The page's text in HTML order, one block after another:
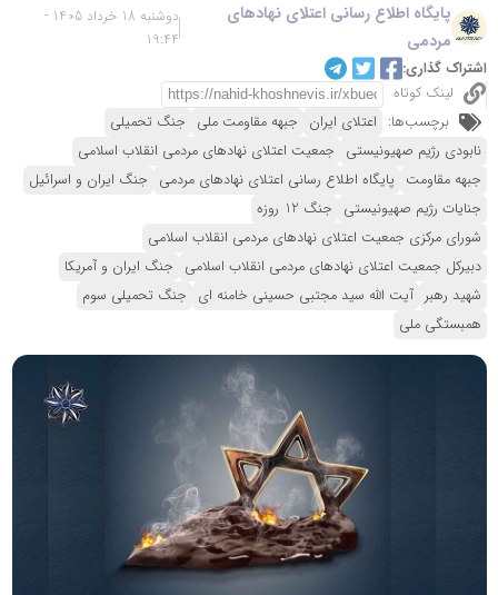
پایگاه اطلاع رسانی اعتلای نهادهای
مردمی
دوشنبه 18 خرداد 1405 -
19:44
اشتراک گذاری:
لینک کوتاه
برچسب‌ها: اعتلای ایران جبهه مقاومت ملی جنگ تحمیلی
نابودی رژیم صهیونیستی جمعیت اعتلای نهادهای مردمی انقلاب اسلامی
جبهه مقاومت پایگاه اطلاع رسانی اعتلای نهادهای مردمی جنگ ایران و اسرائیل
جنایات رژیم صهیونیستی جنگ 12 روزه
شورای مرکزی جمعیت اعتلای نهادهای مردمی انقلاب اسلامی
دبیرکل جمعیت اعتلای نهادهای مردمی انقلاب اسلامی جنگ ایران و آمریکا
شهید رهبر آیت الله سید مجتبی حسینی خامنه ای جنگ تحمیلی سوم
همبستگی ملی